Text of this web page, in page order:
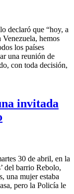
declaró que “hoy, a
hemos
los países
una reunión de
con toda decisión,
invitada
30 de abril, en la
del barrio Rebolo,
una mujer estaba
pero la Policía le